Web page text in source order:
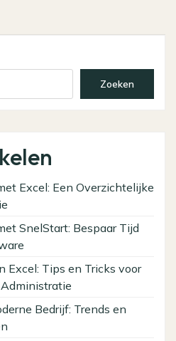
Zoeken
Excel: Een Overzichtelijke
SnelStart: Bespaar Tijd
Excel: Tips en Tricks voor
Bedrijf: Trends en